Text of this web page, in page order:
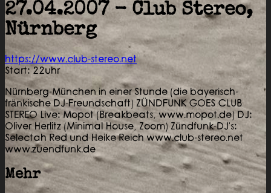
27.04.2007 - Club Stereo,
Nürnberg
https://www.club-stereo.net
Start: 22uhr
Nürnberg-München in einer Stunde (die bayerisch-
fränkische DJ-Freundschaft) ZÜNDFUNK GOES CLUB
STEREO Live: Mopot (Breakbeats, www.mopot.de) DJ:
Oliver Herlitz (Minimal House, Zoom) Zündfunk-DJ's:
Selectah Red und Heike Reich www.club-stereo.net
www.zuendfunk.de
Mehr